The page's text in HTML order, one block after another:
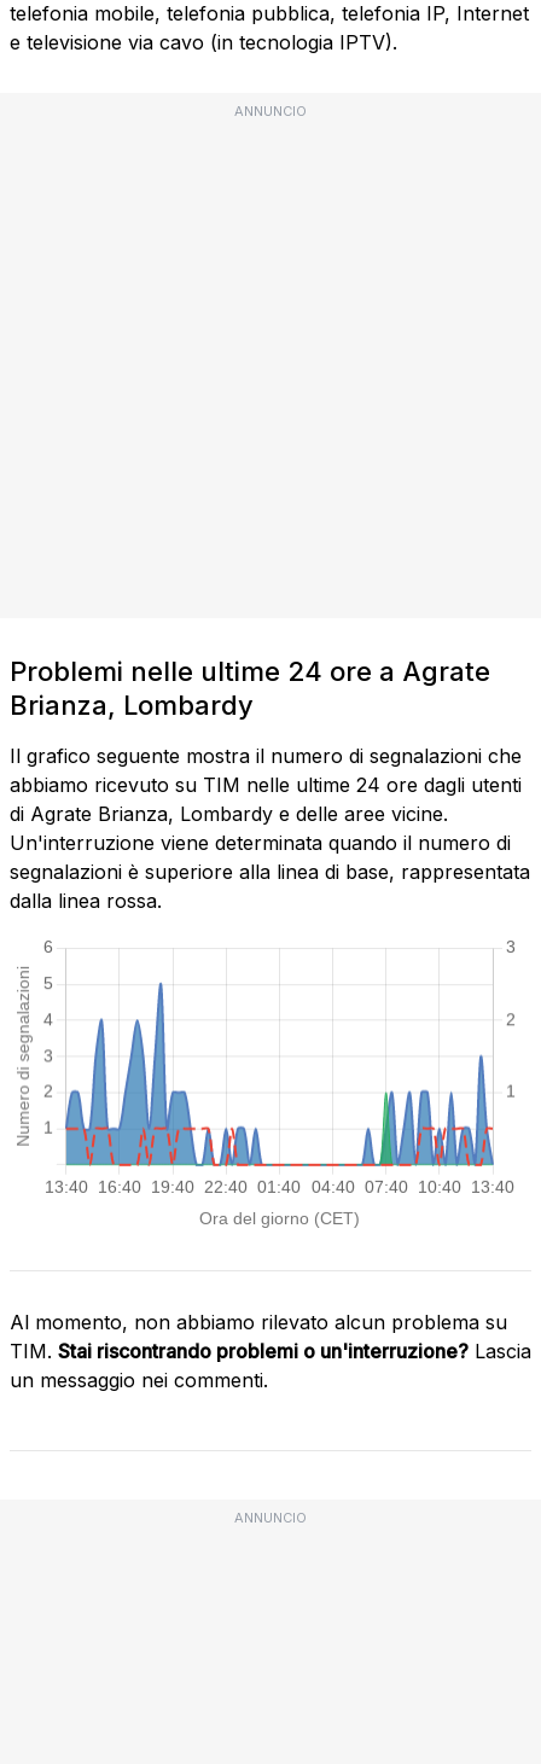
telefonia mobile, telefonia pubblica, telefonia IP, Internet
e televisione via cavo (in tecnologia IPTV).
ANNUNCIO
Problemi nelle ultime 24 ore a Agrate
Brianza, Lombardy
Il grafico seguente mostra il numero di segnalazioni che
abbiamo ricevuto su TIM nelle ultime 24 ore dagli utenti
di Agrate Brianza, Lombardy e delle aree vicine.
Un'interruzione viene determinata quando il numero di
segnalazioni è superiore alla linea di base, rappresentata
dalla linea rossa.
Al momento, non abbiamo rilevato alcun problema su
TIM. Stai riscontrando problemi o un'interruzione? Lascia
un messaggio nei commenti.
ANNUNCIO